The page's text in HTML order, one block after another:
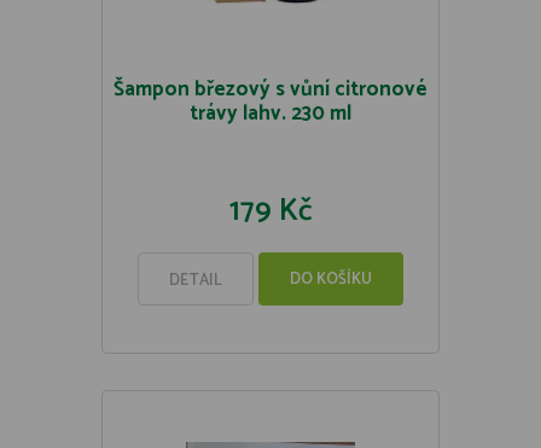
Šampon březový s vůní citronové
trávy lahv. 230 ml
179 Kč
DETAIL DO KOŠÍKU